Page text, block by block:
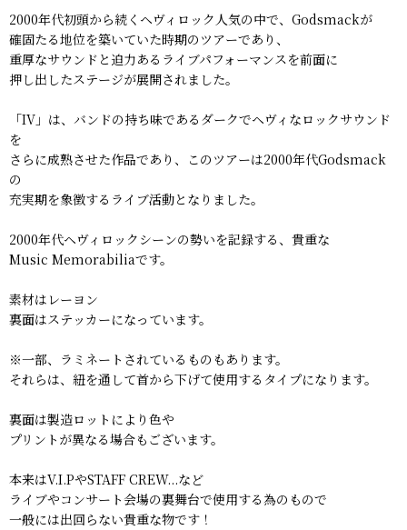
2000年代初頭から続くヘヴィロック人気の中で、Godsmackが
確固たる地位を築いていた時期のツアーであり、
重厚なサウンドと迫力あるライブパフォーマンスを前面に
押し出したステージが展開されました。
「IV」は、バンドの持ち味であるダークでヘヴィなロックサウンド
を
さらに成熟させた作品であり、このツアーは2000年代Godsmack
の
充実期を象徴するライブ活動となりました。
2000年代ヘヴィロックシーンの勢いを記録する、貴重な
Music Memorabiliaです。
素材はレーヨン
裏面はステッカーになっています。
※一部、ラミネートされているものもあります。
それらは、紐を通して首から下げて使用するタイプになります。
裏面は製造ロットにより色や
プリントが異なる場合もございます。
本来はV.I.PやSTAFF CREW...など
ライブやコンサート会場の裏舞台で使用する為のもので
一般には出回らない貴重な物です！